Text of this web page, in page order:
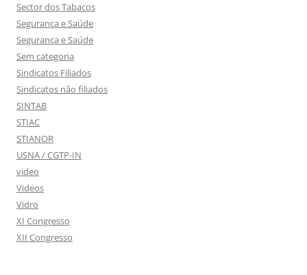
Sector dos Tabacos
Segurança e Saúde
Segurança e Saúde
Sem categoria
Sindicatos Filiados
Sindicatos não filiados
SINTAB
STIAC
STIANOR
USNA / CGTP-IN
video
Videos
Vidro
XI Congresso
XII Congresso